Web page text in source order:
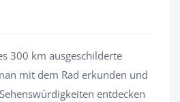
300 km ausgeschilderte
mit dem Rad erkunden und
entdecken